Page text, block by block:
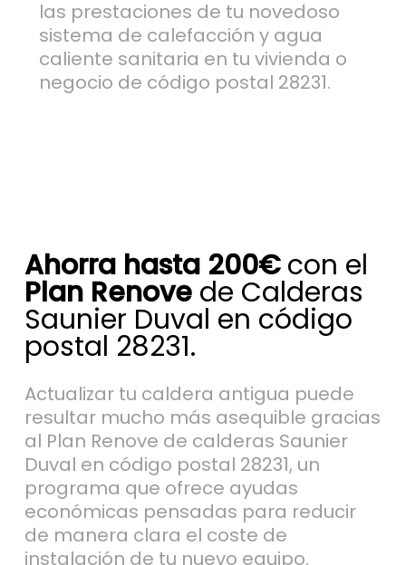
las prestaciones de tu novedoso
sistema de calefacción y agua
caliente sanitaria en tu vivienda o
negocio de código postal 28231.
Ahorra hasta 200€con el
Plan Renovede Calderas
Saunier Duval en código
postal 28231.
Actualizar tu caldera antigua puede
resultar mucho más asequible gracias
al Plan Renove de calderas Saunier
Duval en código postal 28231, un
programa que ofrece ayudas
económicas pensadas para reducir
de manera clara el coste de
instalación de tu nuevo equipo.